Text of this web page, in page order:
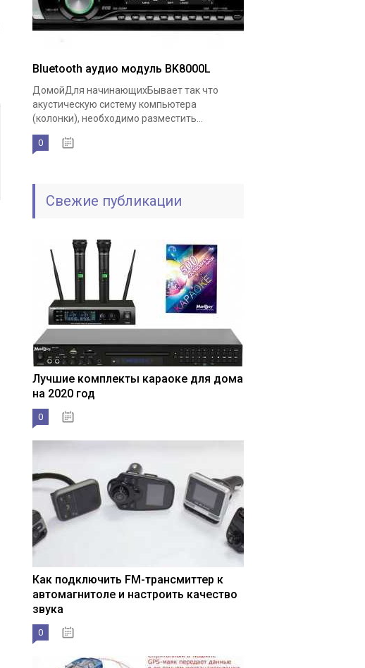
Bluetooth аудио модуль BK8000L
ДомойДля начинающихБывает так что
акустическую систему компьютера
(колонки), необходимо разместить...
0
Свежие публикации
Лучшие комплекты караоке для дома
на 2020 год
0
Как подключить FM-трансмиттер к
автомагнитоле и настроить качество
звука
0